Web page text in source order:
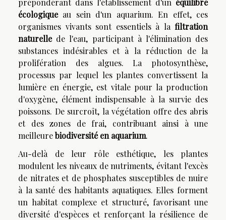
prépondérant dans l'établissement d'un équilibre
écologiqueau sein d'un aquarium. En effet, ces
organismes vivants sont essentiels à la filtration
naturellede l'eau, participant à l'élimination des
substances indésirables et à la réduction de la
prolifération des algues. La photosynthèse,
processus par lequel les plantes convertissent la
lumière en énergie, est vitale pour la production
d'oxygène, élément indispensable à la survie des
poissons. De surcroît, la végétation offre des abris
et des zones de frai, contribuant ainsi à une
meilleurebiodiversité en aquarium.
Au-delà de leur rôle esthétique, les plantes
modulent les niveaux de nutriments, évitant l'excès
de nitrates et de phosphates susceptibles de nuire
à la santé des habitants aquatiques. Elles forment
un habitat complexe et structuré, favorisant une
diversité d'espèces et renforçant la résilience de